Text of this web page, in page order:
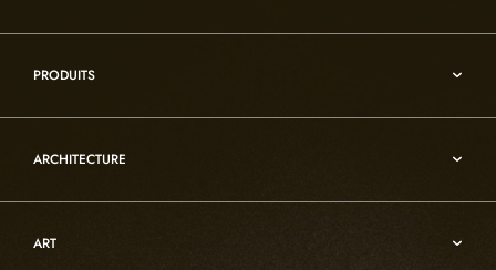
Reflexion
Vesuve
Incandescence
Atelier
PRODUITS
Luminaires en cristal de roche
Mobiliers d’art usuel
Décoration
ARCHITECTURE
Sur-mesure
ART